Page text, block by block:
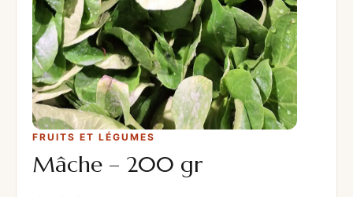
FRUITS ET LÉGUMES
Mâche – 200 gr